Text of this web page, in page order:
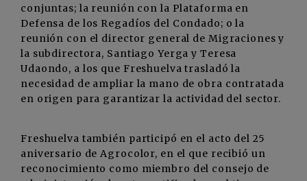
conjuntas; la reunión con la Plataforma en
Defensa de los Regadíos del Condado; o la
reunión con el director general de Migraciones y
la subdirectora, Santiago Yerga y Teresa
Udaondo, a los que Freshuelva trasladó la
necesidad de ampliar la mano de obra contratada
en origen para garantizar la actividad del sector.
Freshuelva también participó en el acto del 25
aniversario de Agrocolor, en el que recibió un
reconocimiento como miembro del consejo de